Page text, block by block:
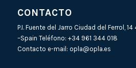
CONTACTO
P.I. Fuente del Jarro Ciudad del Ferrol,
–Spain Teléfono: +34 961 344 018
Contacto e-mail: opla@opla.es